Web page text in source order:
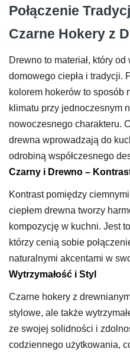
Połączenie
Czarne Hokery z
Drewno to materiał, który
domowego ciepła i tradycji.
kolorem hokerów to sposób
klimatu przy jednoczesnym
nowoczesnego charakteru.
drewna wprowadzają do
odrobiną współczesnego
Czarny i Drewno –
Kontrast pomiędzy
ciepłem drewna tworzy
kompozycję w kuchni. Jest
którzy cenią sobie
naturalnymi akcentami w
Wytrzymałość i Styl
Czarne hokery z
stylowe, ale także
ze swojej solidności i
codziennego użytkowania,